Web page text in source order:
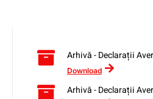
Arhivă - Declarații
Download
Arhivă - Declarații